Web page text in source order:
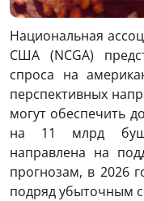
Национальная
США (NCGA)
спроса на
перспективных
могут обеспечить
на 11 млрд
направлена на
прогнозам, в 2026
подряд убыточным